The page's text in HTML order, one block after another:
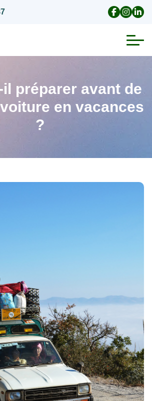
du permis de conduire
du permis de conduire
test psychotechnique
il préparer avant de
en vacances
?